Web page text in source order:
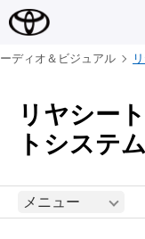
ディオ＆ビジュアル
リヤシー
トシステ
メニュー